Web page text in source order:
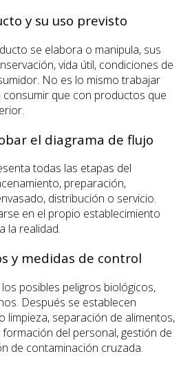
y su uso previsto
se elabora o manipula, sus
vida útil, condiciones de
No es lo mismo trabajar
que con productos que
el diagrama de flujo
todas las etapas del
preparación,
distribución o servicio.
en el propio establecimiento
la realidad.
y medidas de control
posibles peligros biológicos,
Después se establecen
limpieza, separación de alimentos,
del personal, gestión de
de contaminación cruzada.